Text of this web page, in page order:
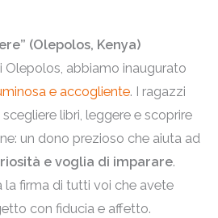
(Olepolos, Kenya)
Olepolos, abbiamo inaugurato
e accogliente. I ragazzi
libri, leggere e scoprire
un dono prezioso che aiuta ad
e voglia di imparare.
la firma di tutti voi che avete
con fiducia e affetto.